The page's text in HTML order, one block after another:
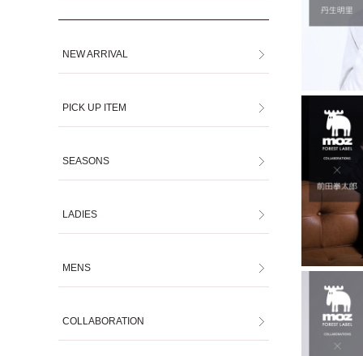
NEW ARRIVAL
PICK UP ITEM
SEASONS
LADIES
MENS
COLLABORATION